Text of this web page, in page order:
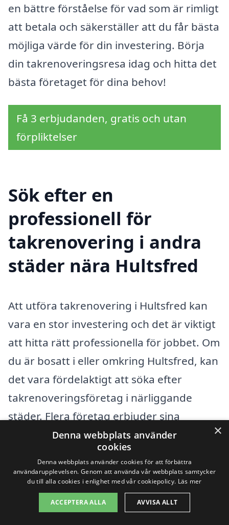
en bättre förståelse för vad som är rimligt
att betala och säkerställer att du får bästa
möjliga värde för din investering. Börja
din takrenoveringsresa idag och hitta det
bästa företaget för dina behov!
Få 3 erbjudanden, gratis och utan
förpliktelser
Sök efter en
professionell för
takrenovering i andra
städer nära Hultsfred
Att utföra takrenovering i Hultsfred kan
vara en stor investering och det är viktigt
att hitta rätt professionella för jobbet. Om
du är bosatt i eller omkring Hultsfred, kan
det vara fördelaktigt att söka efter
takrenoveringsföretag i närliggande
städer. Flera företag erbjuder sina
tjänster i dessa områden och kan ge dig
konkurrenskraftiga priser och hög
kvalitet. Några av de närliggande
städerna att överväga är:
×
Denna webbplats använder
cookies
Denna webbplats använder cookies för att förbättra
användarupplevelsen. Genom att använda vår webbplats samtycker
du till alla cookies i enlighet med vår cookiepolicy. Läs mer
ACCEPTERA ALLA AVVISA ALLT